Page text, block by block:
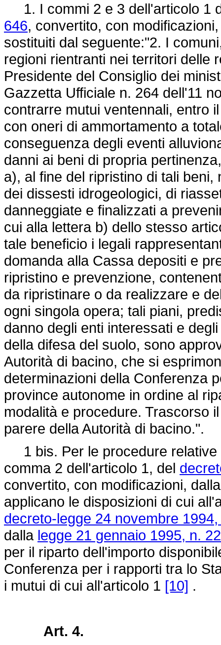
1. I commi 2 e 3 dell'articolo 1
646, convertito, con
sostituiti dal seguente:"2. I
regioni rientranti nei territori delle
Presidente del Consiglio dei
Gazzetta Ufficiale n. 264 dell'11
contrarre mutui ventennali, entro
con oneri di ammortamento a
conseguenza degli eventi
danni ai beni di propria
a), al fine del ripristino di tali
dei dissesti idrogeologici, di
danneggiate e finalizzati a
cui alla lettera b) dello stesso
tale beneficio i legali
domanda alla Cassa depositi e
ripristino e prevenzione,
da ripristinare o da realizzare e
ogni singola opera; tali piani,
danno degli enti interessati e
della difesa del suolo, sono
Autorità di bacino, che si
determinazioni della Conferenza
province autonome in ordine al
modalità e procedure. Trascorso
parere della Autorità di bacino.".
1 bis. Per le procedure relative
comma 2 dell'articolo 1, del
convertito, con modificazioni,
applicano le disposizioni di cui
decreto-legge 24 novembre
dalla legge 21 gennaio 1995, n. 22
per il riparto dell'importo
Conferenza per i rapporti tra lo
i mutui di cui all'articolo 1 [10] .
Art. 4.